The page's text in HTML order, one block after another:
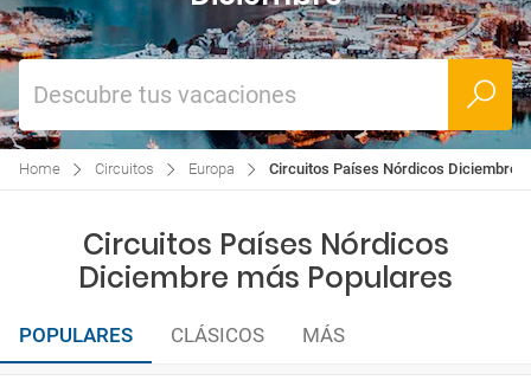
Descubre tus vacaciones
Home Circuitos Europa Circuitos Países Nórdicos Diciembre
Circuitos Países Nórdicos
Diciembre más Populares
POPULARES CLÁSICOS MÁS